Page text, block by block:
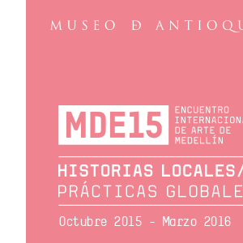
Octubre 2015 - Marzo 2016